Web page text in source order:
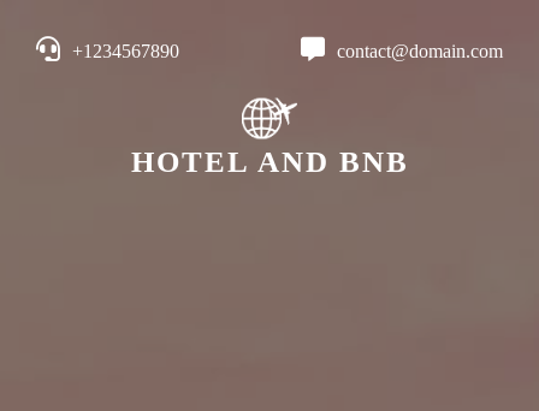
+1234567890 contact@domain.com
HOTEL AND BNB